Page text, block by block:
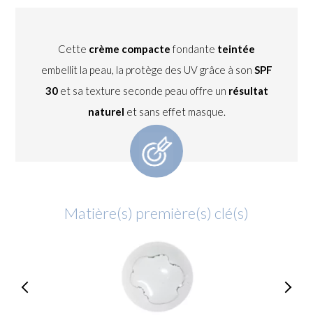
Cette crème compacte fondante teintée
embellit la peau, la protège des UV grâce à son SPF
30et sa texture seconde peau offre un résultat
naturel et sans effet masque.
Matière(s) première(s) clé(s)